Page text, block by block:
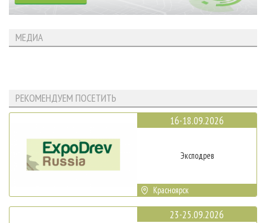
МЕДИА
РЕКОМЕНДУЕМ ПОСЕТИТЬ
16-18.09.2026
Эксподрев
Красноярск
23-25.09.2026